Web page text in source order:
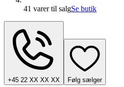
41 varertil salgSe butik
+45 22 XX XX XX Følg sælger